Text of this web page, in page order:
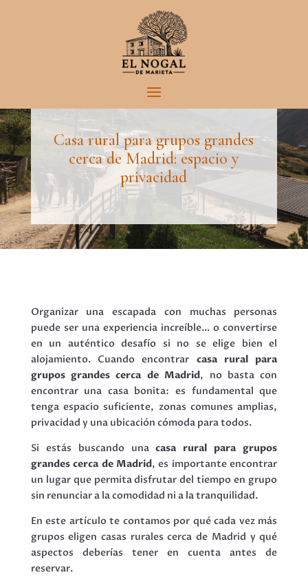
El Blog de El Nogal de Marieta
Casa rural para grupos grandes
cerca de Madrid: espacio y
privacidad
Organizar una escapada con muchas personas
puede ser una experiencia increíble… o convertirse
en un auténtico desafío si no se elige bien el
alojamiento. Cuando encontrar casa rural para
grupos grandes cerca de Madrid, no basta con
encontrar una casa bonita: es fundamental que
tenga espacio suficiente, zonas comunes amplias,
privacidad y una ubicación cómoda para todos.
Si estás buscando unacasa rural para grupos
grandes cerca de Madrid, es importante encontrar
un lugar que permita disfrutar del tiempo en grupo
sin renunciar a la comodidad ni a la tranquilidad.
En este artículo te contamos por qué cada vez más
grupos eligen casas rurales cerca de Madrid y qué
aspectos deberías tener en cuenta antes de
reservar.